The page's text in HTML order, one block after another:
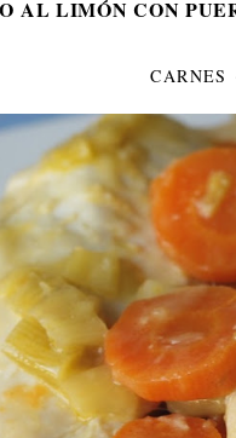
AL LIMÓN CON
CARNES